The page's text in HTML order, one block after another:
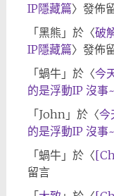
IP隱藏篇〉發佈
「 黑熊 」於〈破
IP隱藏篇〉發佈
「 蝸牛」於〈今
的是浮動IP 沒事~
「 John」於〈今
的是浮動IP 沒事~
「 蝸牛」於〈
留言